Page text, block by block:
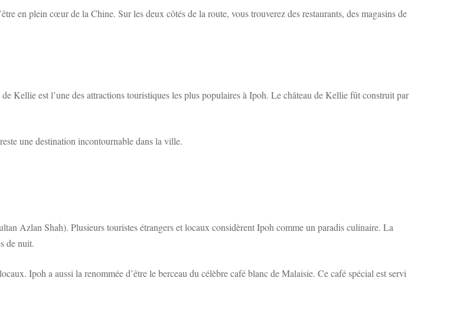
en plein cœur de la Chine. Sur les deux côtés de la route, vous trouverez des restaurants, des magasins de
Kellie est l’une des attractions touristiques les plus populaires à Ipoh. Le château de Kellie fût construit par
une destination incontournable dans la ville.
Azlan Shah). Plusieurs touristes étrangers et locaux considèrent Ipoh comme un paradis culinaire. La
de nuit.
Ipoh a aussi la renommée d’être le berceau du célèbre café blanc de Malaisie. Ce café spécial est servi